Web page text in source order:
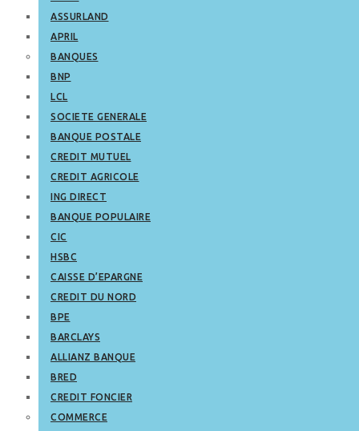
ASSURLAND
APRIL
BANQUES
BNP
LCL
SOCIETE GENERALE
BANQUE POSTALE
CREDIT MUTUEL
CREDIT AGRICOLE
ING DIRECT
BANQUE POPULAIRE
CIC
HSBC
CAISSE D’EPARGNE
CREDIT DU NORD
BPE
BARCLAYS
ALLIANZ BANQUE
BRED
CREDIT FONCIER
COMMERCE